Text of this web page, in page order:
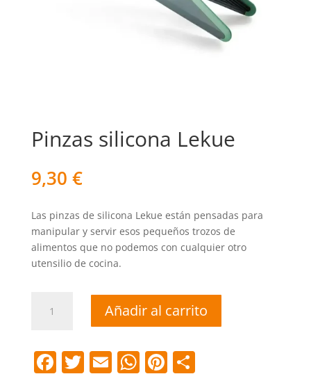
Pinzas silicona Lekue
9,30 €
Las pinzas de silicona Lekue están pensadas para
manipular y servir esos pequeños trozos de
alimentos que no podemos con cualquier otro
utensilio de cocina.
silicona
Añadir al carrito
F T E W Pi C